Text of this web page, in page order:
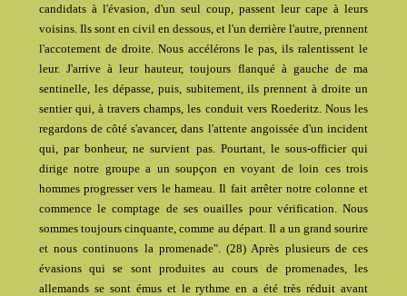
candidats à l'évasion, d'un seul coup, passent leur cape à leurs
voisins. Ils sont en civil en dessous, et l'un derrière l'autre, prennent
l'accotement de droite. Nous accélérons le pas, ils ralentissent le
leur. J'arrive à leur hauteur, toujours flanqué à gauche de ma
sentinelle, les dépasse, puis, subitement, ils prennent à droite un
sentier qui, à travers champs, les conduit vers Roederitz. Nous les
regardons de côté s'avancer, dans l'attente angoissée d'un incident
qui, par bonheur, ne survient pas. Pourtant, le sous-officier qui
dirige notre groupe a un soupçon en voyant de loin ces trois
hommes progresser vers le hameau. Il fait arrêter notre colonne et
commence le comptage de ses ouailles pour vérification. Nous
sommes toujours cinquante, comme au départ. Il a un grand sourire
et nous continuons la promenade". (28) Après plusieurs de ces
évasions qui se sont produites au cours de promenades, les
allemands se sont émus et le rythme en a été très réduit avant